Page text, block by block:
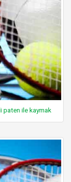
paten ile kaymak